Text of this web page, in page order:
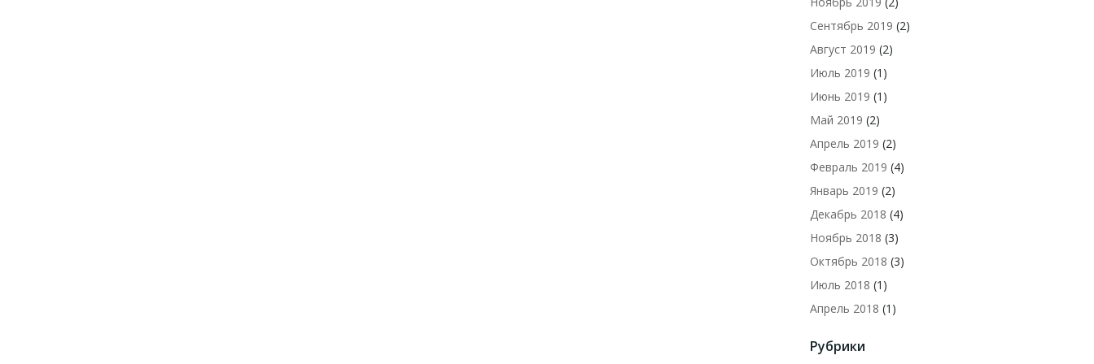
Сентябрь 2019 (2)
Август 2019 (2)
Июль 2019 (1)
Июнь 2019 (1)
Май 2019 (2)
Апрель 2019 (2)
Февраль 2019 (4)
Январь 2019 (2)
Декабрь 2018 (4)
Ноябрь 2018 (3)
Октябрь 2018 (3)
Июль 2018 (1)
Апрель 2018 (1)
Рубрики